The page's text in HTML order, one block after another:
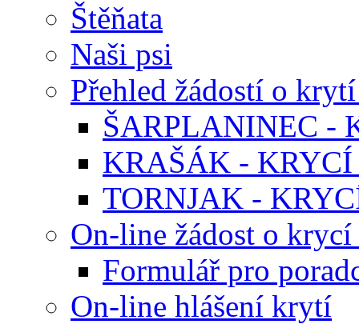
Štěňata
Naši psi
Přehled žádostí o
ŠARPLANINEC -
KRAŠÁK -
TORNJAK -
On-line žádost o
Formulář pro
On-line hlášení krytí